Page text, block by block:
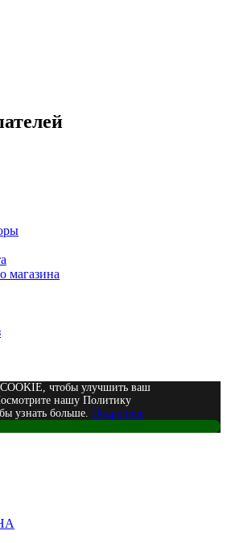
магазина
COOKIE, чтобы улучшить ваш
нашу Политику
узнать больше. Подробнее